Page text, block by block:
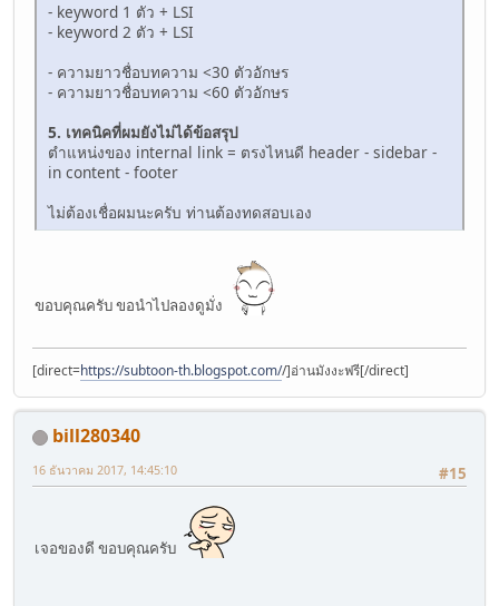
- keyword 1 ตัว + LSI
- keyword 2 ตัว + LSI
- ความยาวชื่อบทความ <30 ตัวอักษร
- ความยาวชื่อบทความ <60 ตัวอักษร
5. เทคนิคที่ผมยังไม่ได้ข้อสรุป
ตำแหน่งของ internal link = ตรงไหนดี header - sidebar -
in content - footer
ไม่ต้องเชื่อผมนะครับ ท่านต้องทดสอบเอง
ขอบคุณครับ ขอนำไปลองดูมั่ง
[direct=https://subtoon-th.blogspot.com//]อ่านมังงะฟรี[/direct]
bill280340
#15
16 ธันวาคม 2017, 14:45:10
เจอของดี ขอบคุณครับ